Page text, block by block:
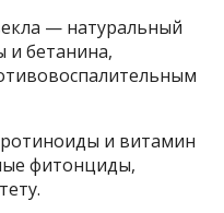
— натуральный
и бетанина,
и витамин
фитонциды,